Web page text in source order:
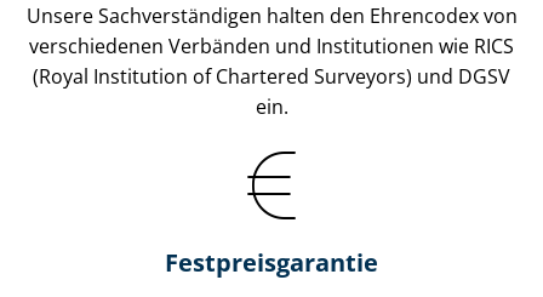
Unsere Sach­ver­stän­di­gen halten den Ehrencodex von
verschiedenen Verbänden und Institutionen wie RICS
(Royal Institution of Chartered Surveyors) und DGSV
ein.
Festpreis​garantie